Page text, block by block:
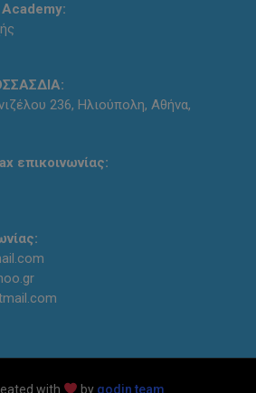
236, Ηλιούπολη, Αθήνα,
επικοινωνίας:
with by qodin team